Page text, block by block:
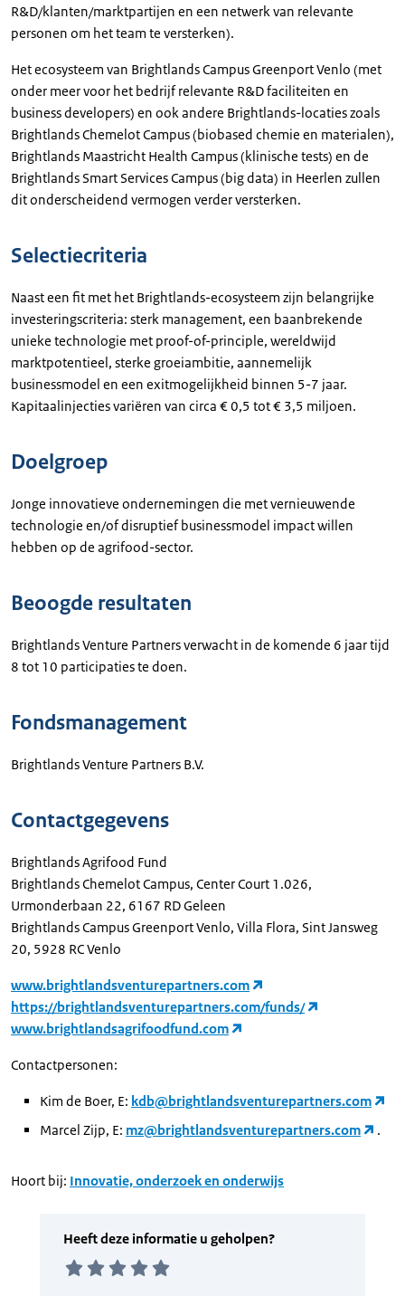
R&D/klanten/marktpartijen en een netwerk van relevante
personen om het team te versterken).
Het ecosysteem van Brightlands Campus Greenport Venlo (met
onder meer voor het bedrijf relevante R&D faciliteiten en
business developers) en ook andere Brightlands-locaties zoals
Brightlands Chemelot Campus (biobased chemie en materialen),
Brightlands Maastricht Health Campus (klinische tests) en de
Brightlands Smart Services Campus (big data) in Heerlen zullen
dit onderscheidend vermogen verder versterken.
Selectiecriteria
Naast een fit met het Brightlands-ecosysteem zijn belangrijke
investeringscriteria: sterk management, een baanbrekende
unieke technologie met proof-of-principle, wereldwijd
marktpotentieel, sterke groeiambitie, aannemelijk
businessmodel en een exitmogelijkheid binnen 5-7 jaar.
Kapitaalinjecties variëren van circa € 0,5 tot € 3,5 miljoen.
Doelgroep
Jonge innovatieve ondernemingen die met vernieuwende
technologie en/of disruptief businessmodel impact willen
hebben op de agrifood-sector.
Beoogde resultaten
Brightlands Venture Partners verwacht in de komende 6 jaar tijd
8 tot 10 participaties te doen.
Fondsmanagement
Brightlands Venture Partners B.V.
Contactgegevens
Brightlands Agrifood Fund
Brightlands Chemelot Campus, Center Court 1.026,
Urmonderbaan 22, 6167 RD Geleen
Brightlands Campus Greenport Venlo, Villa Flora, Sint Jansweg
20, 5928 RC Venlo
www.brightlandsventurepartners.com
https://brightlandsventurepartners.com/funds/
www.brightlandsagrifoodfund.com
Contactpersonen:
Kim de Boer, E: kdb@brightlandsventurepartners.com
Marcel Zijp, E: mz@brightlandsventurepartners.com .
Hoort bij: Innovatie, onderzoek en onderwijs